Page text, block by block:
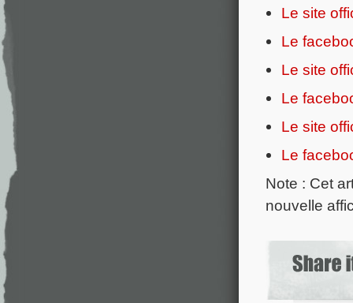
Le site
Le
Le site
Le
Le site
Le
Note : Cet
nouvelle